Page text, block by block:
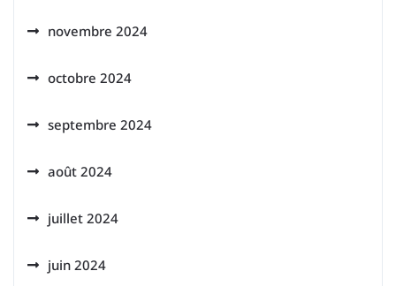
novembre 2024
octobre 2024
septembre 2024
août 2024
juillet 2024
juin 2024